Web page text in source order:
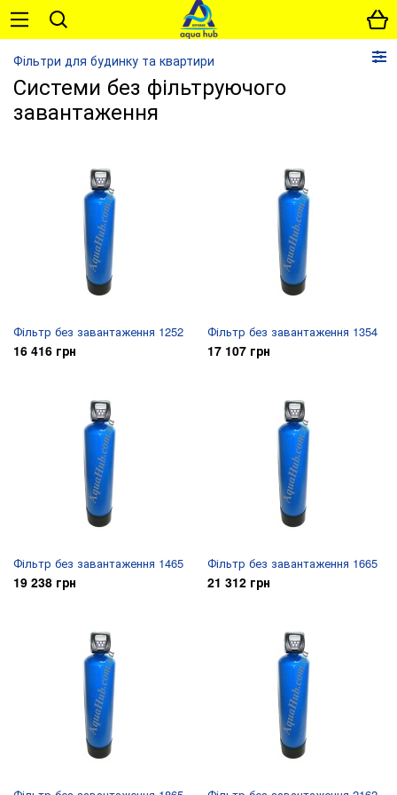
Фільтри для будинку та квартири
Системи без фільтруючого
завантаження
Фільтр без завантаження 1252
16 416 грн
Фільтр без завантаження 1354
17 107 грн
Фільтр без завантаження 1465
19 238 грн
Фільтр без завантаження 1665
21 312 грн